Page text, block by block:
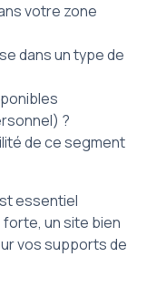
votre zone
dans un type de
?
de ce segment
essentiel
forte, un site bien
vos supports de